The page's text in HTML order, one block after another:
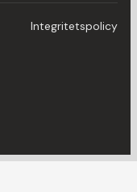
Integritetspolicy